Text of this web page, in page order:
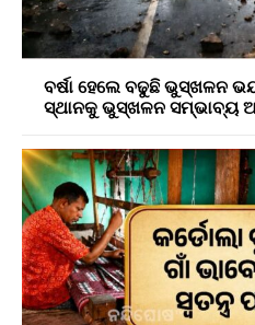
ବର୍ଷା ହେଲେ ବଢୁଛି ଭୁସ୍ଖଳନ
ସ୍ଥାନକୁ ଭୁସ୍ଖଳନ ସମ୍ଭାବ୍ୟ